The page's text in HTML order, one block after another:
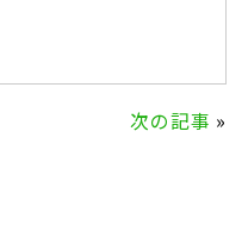
次の記事 »